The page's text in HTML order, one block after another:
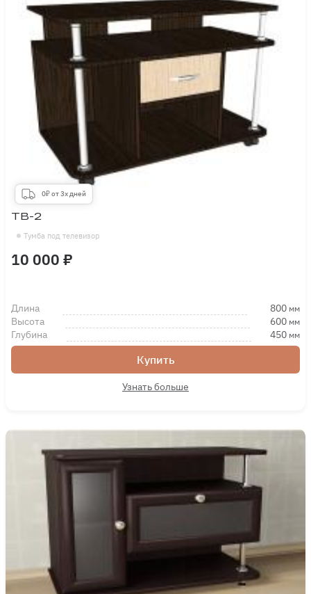
0₽ от 3х дней
Тумба под телевизор
ТВ-2
10 000 ₽
Длина 800 мм
Высота 600 мм
Глубина 450 мм
Купить
Узнать больше